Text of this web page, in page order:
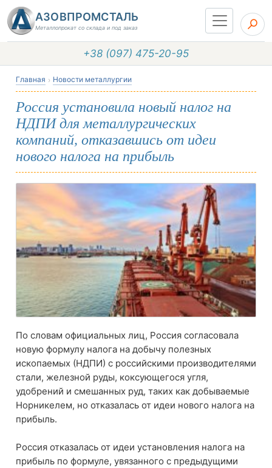
АЗОВПРОМСТАЛЬ
Металлопрокат со склада и под заказ
+38 (097) 475-20-95
Главная Новости металлургии
Россия установила новый налог на
НДПИ для металлургических
компаний, отказавшись от идеи
нового налога на прибыль
По словам официальных лиц, Россия согласовала
новую формулу налога на добычу полезных
ископаемых (НДПИ) с российскими производителями
стали, железной руды, коксующегося угля,
удобрений и смешанных руд, таких как добываемые
Норникелем, но отказалась от идеи нового налога на
прибыль.
Россия отказалась от идеи установления налога на
прибыль по формуле, увязанного с предыдущими